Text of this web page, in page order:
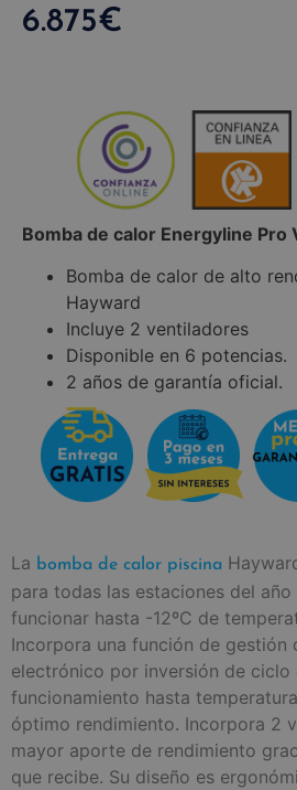
6.875€
Bomba de calor Energyline Pro
Bomba de calor de alto
Hayward
Incluye 2 ventiladores
Disponible en 6 potencias.
2 años de garantía oficial.
La bomba de calor piscina
para todas las estaciones del
funcionar hasta -12ºC de
Incorpora una función de gestión
electrónico por inversión de ciclo
funcionamiento hasta
óptimo rendimiento. Incorpora 2
mayor aporte de rendimiento
que recibe. Su diseño es